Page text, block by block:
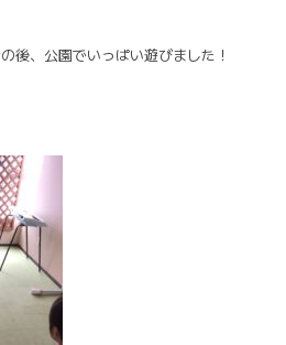
後、公園でいっぱい遊びました！